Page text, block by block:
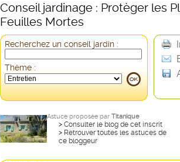
Conseil jardinage : Protèger les
Feuilles Mortes
Recherchez un conseil jardin :
Thème :
Astuce proposée par Titanique
> Consulter le blog de cet inscrit
> Retrouver toutes les astuces de
ce bloggeur